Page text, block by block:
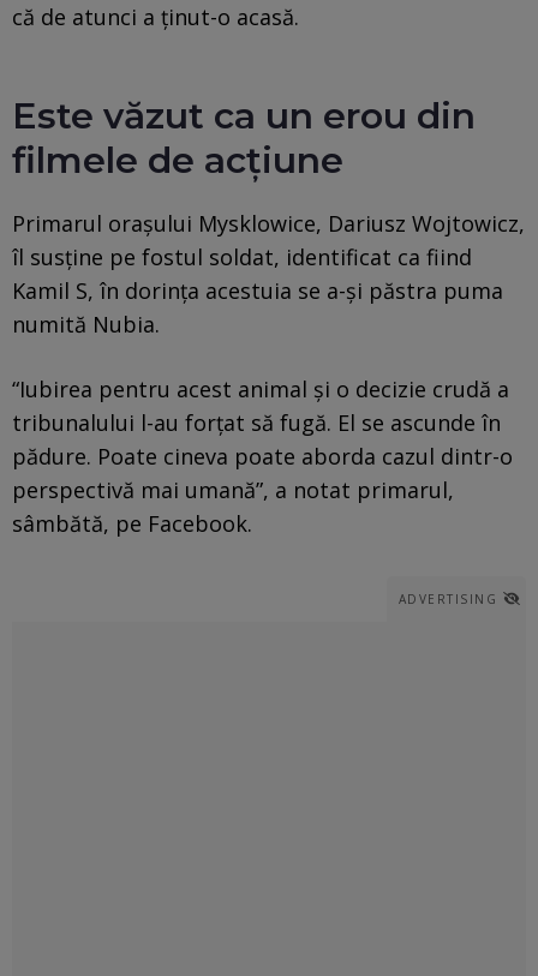
că de atunci a ţinut-o acasă.
Este văzut ca un erou din
filmele de acțiune
Primarul oraşului Mysklowice, Dariusz Wojtowicz,
îl susţine pe fostul soldat, identificat ca fiind
Kamil S, în dorinţa acestuia se a-şi păstra puma
numită Nubia.
“Iubirea pentru acest animal şi o decizie crudă a
tribunalului l-au forţat să fugă. El se ascunde în
pădure. Poate cineva poate aborda cazul dintr-o
perspectivă mai umană”, a notat primarul,
sâmbătă, pe Facebook.
ADVERTISING